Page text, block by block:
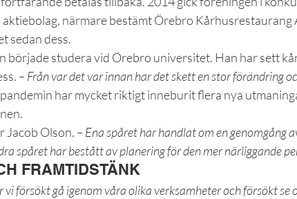
närmare bestämt Örebro Kårhusrestaurang
sedan dess.
började studera vid Örebro universitet. Han har sett
– Från var det var innan har det skett en stor förändring
har mycket riktigt inneburit flera nya
Jacob Olson. – Ena spåret har handlat om en genomgång
spåret har bestått av planering för den mer närliggande
FRAMTIDSTÄNK
försökt gå igenom våra olika verksamheter och försökt se